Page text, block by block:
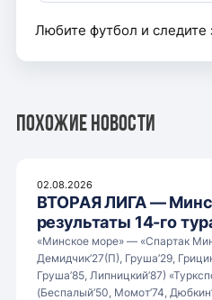
Любите футбол и следите
Похожие новости
02.08.2026
ВТОРАЯ ЛИГА —
результаты 14-го
«Минское море» — «Спартак
Демидчик’27(П), Груша’29,
Груша’85, Липницкий’87)
(Беспалый’50, Момот’74,